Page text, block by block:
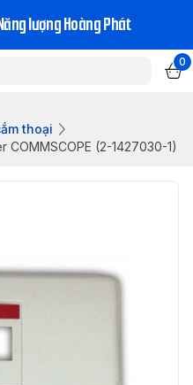
lượng Hoàng Phát
0
thoại
COMMSCOPE (2-1427030-1)